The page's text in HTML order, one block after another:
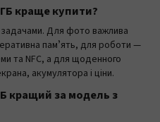
краще купити?
Для фото важлива
памʼять, для роботи —
та NFC, а для щоденного
акумулятора і ціни.
кращий за модель з